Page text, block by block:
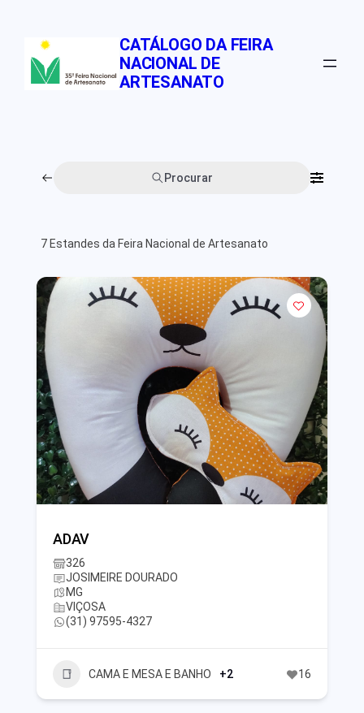
conteúdo
CATÁLOGO DA FEIRA
NACIONAL DE
ARTESANATO
Procurar
7 Estandes da Feira Nacional de Artesanato
ADAV
326
JOSIMEIRE DOURADO
MG
VIÇOSA
(31) 97595-4327
CAMA E MESA E BANHO +2 16